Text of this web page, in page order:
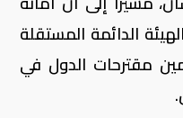
الدائمة المستقلة
مقترحات الدول في
.